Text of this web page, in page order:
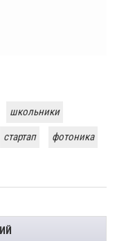
школьники
стартап
фотоника